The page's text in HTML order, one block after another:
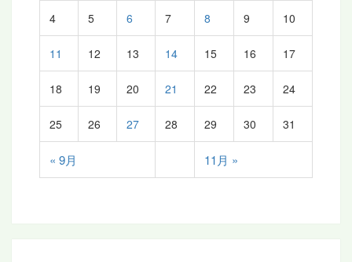
« 9月 11月 »
4 5 6 7 8 9 10
11 12 13 14 15 16 17
18 19 20 21 22 23 24
25 26 27 28 29 30 31